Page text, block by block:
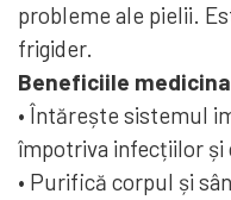
probleme ale pielii.
frigider.
Beneficiile
• Întărește sistemul
împotriva infecțiilor și
• Purifică corpul și